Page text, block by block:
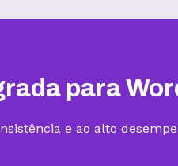
para
e ao alto